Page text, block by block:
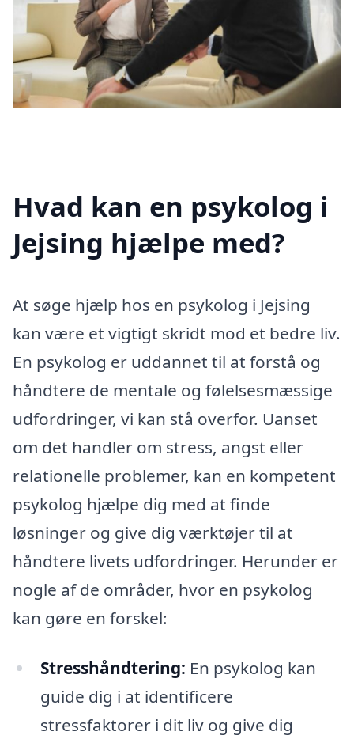
Hvad kan en psykolog i
Jejsing hjælpe med?
At søge hjælp hos en psykolog i Jejsing
kan være et vigtigt skridt mod et bedre liv.
En psykolog er uddannet til at forstå og
håndtere de mentale og følelsesmæssige
udfordringer, vi kan stå overfor. Uanset
om det handler om stress, angst eller
relationelle problemer, kan en kompetent
psykolog hjælpe dig med at finde
løsninger og give dig værktøjer til at
håndtere livets udfordringer. Herunder er
nogle af de områder, hvor en psykolog
kan gøre en forskel:
Stresshåndtering: En psykolog kan
guide dig i at identificere
stressfaktorer i dit liv og give dig